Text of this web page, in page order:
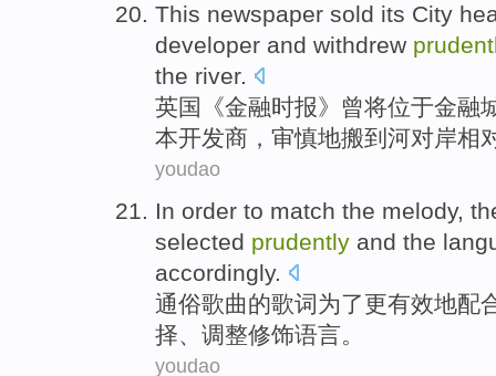
This newspaper sold its City
developer and withdrew
the river.
英国《金融时报》曾将位于金融
本开发商 ， 审慎地搬到 河对岸相
youdao
In order to match the melody,
selected prudently and the
accordingly.
通俗歌曲的歌词为了更有效地配
择、调整修饰语言。
youdao